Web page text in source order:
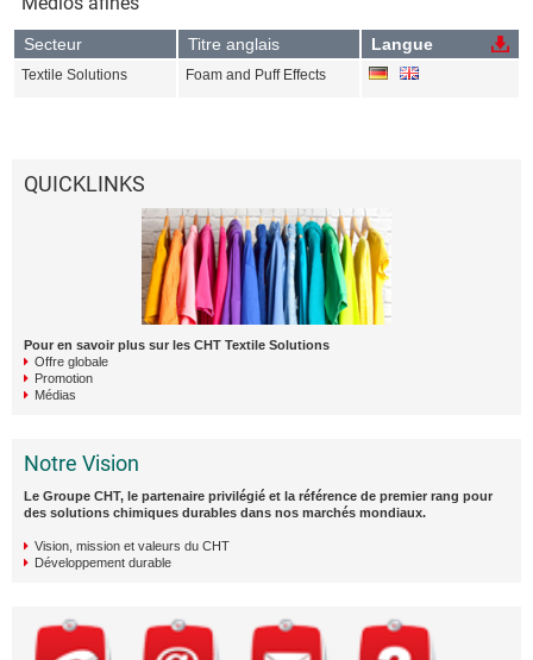
Secteur Titre anglais Langue
Textile Solutions Foam and Puff Effects
QUICKLINKS
Pour en savoir plus sur les CHT Textile Solutions
Offre globale
Promotion
Médias
Notre Vision
Le Groupe CHT, le partenaire privilégié et la référence de premier rang pour
des solutions chimiques durables dans nos marchés mondiaux.
Vision, mission et valeurs du CHT
Développement durable